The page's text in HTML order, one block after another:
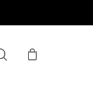
search